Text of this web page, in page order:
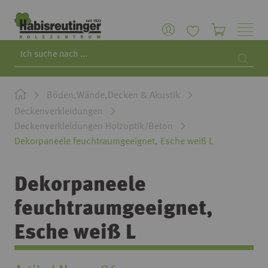
Böden,Wände,Decken & Akustik
Deckenverkleidungen
Deckenverkleidungen Holzoptik/Beton
Dekorpaneele feuchtraumgeeignet, Esche weiß L
Dekorpaneele
feuchtraumgeeignet,
Esche weiß L